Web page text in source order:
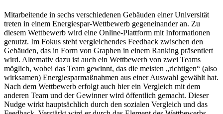
Mitarbeitende in sechs verschiedenen Gebäuden einer Universität
treten in einem Energiespar-Wettbewerb gegeneinander an. Zu
diesem Wettbewerb wird eine Online-Plattform mit Informationen
genutzt. Im Fokus steht vergleichendes Feedback zwischen den
Gebäuden, das in Form von Graphen in einem Ranking präsentiert
wird. Alternativ dazu ist auch ein Wettbewerb von zwei Teams
möglich, wobei das Team gewinnt, das die meisten „richtigen“ (also
wirksamen) Energiesparmaßnahmen aus einer Auswahl gewählt hat.
Nach dem Wettbewerb erfolgt auch hier ein Vergleich mit dem
anderen Team und der Gewinner wird öffentlich gemacht. Dieser
Nudge wirkt hauptsächlich durch den sozialen Vergleich und das